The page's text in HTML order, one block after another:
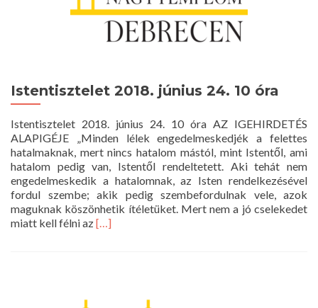
Istentisztelet 2018. június 24. 10 óra
Istentisztelet 2018. június 24. 10 óra AZ IGEHIRDETÉS
ALAPIGÉJE „Minden lélek engedelmeskedjék a felettes
hatalmaknak, mert nincs hatalom mástól, mint Istentől, ami
hatalom pedig van, Istentől rendeltetett. Aki tehát nem
engedelmeskedik a hatalomnak, az Isten rendelkezésével
fordul szembe; akik pedig szembefordulnak vele, azok
maguknak köszönhetik ítéletüket. Mert nem a jó cselekedet
miatt kell félni azRead
[…]